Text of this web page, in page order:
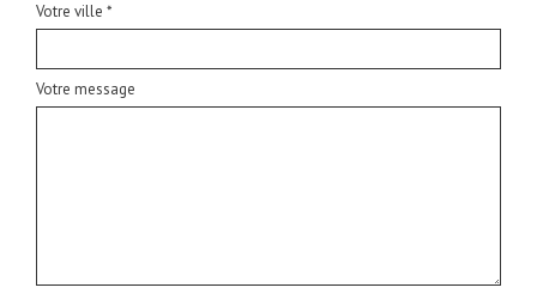
Votre ville *
Votre message